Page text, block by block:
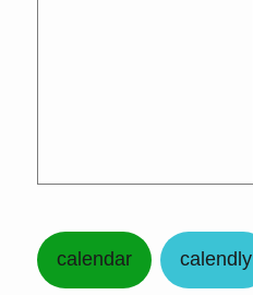
calendar calendly